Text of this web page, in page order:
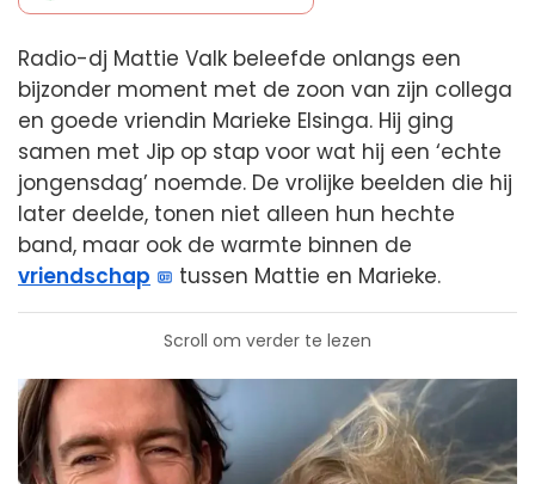
Radio-dj Mattie Valk beleefde onlangs een
bijzonder moment met de zoon van zijn collega
en goede vriendin Marieke Elsinga. Hij ging
samen met Jip op stap voor wat hij een ‘echte
jongensdag’ noemde. De vrolijke beelden die hij
later deelde, tonen niet alleen hun hechte
band, maar ook de warmte binnen de
vriendschap
tussen Mattie en Marieke.
Scroll om verder te lezen